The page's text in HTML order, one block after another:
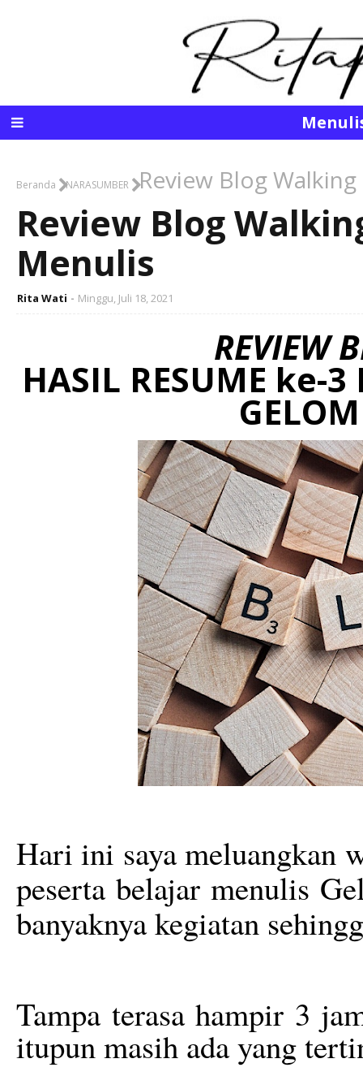
Beranda NARASUMBER Review Blog
Review Blog
Menulis
Rita Wati Minggu, Juli 18, 2021
REVIEW
HASIL RESUME ke-3
Hari ini saya meluangkan
peserta belajar menulis
banyaknya kegiatan
Tampa terasa hampir 3
itupun masih ada yang